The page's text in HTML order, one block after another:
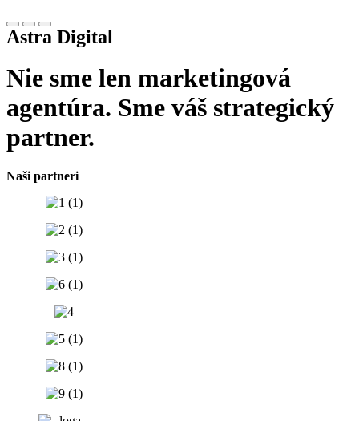
Astra Digital
Nie sme len marketingová
agentúra. Sme váš strategický
partner.
Naši partneri